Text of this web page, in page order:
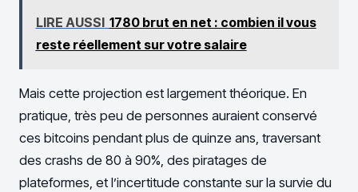
LIRE AUSSI 1780 brut en net : combien il vous
reste réellement sur votre salaire
Mais cette projection est largement théorique. En
pratique, très peu de personnes auraient conservé
ces bitcoins pendant plus de quinze ans, traversant
des crashs de 80 à 90%, des piratages de
plateformes, et l’incertitude constante sur la survie du